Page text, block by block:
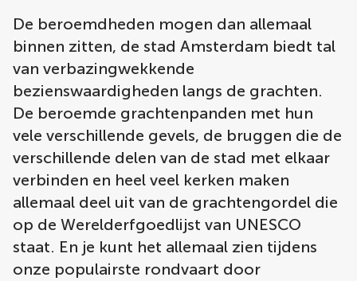
De beroemdheden mogen dan allemaal
binnen zitten, de stad Amsterdam biedt tal
van verbazingwekkende
bezienswaardigheden langs de grachten.
De beroemde grachtenpanden met hun
vele verschillende gevels, de bruggen die de
verschillende delen van de stad met elkaar
verbinden en heel veel kerken maken
allemaal deel uit van de grachtengordel die
op de Werelderfgoedlijst van UNESCO
staat. En je kunt het allemaal zien tijdens
onze populairste rondvaart door